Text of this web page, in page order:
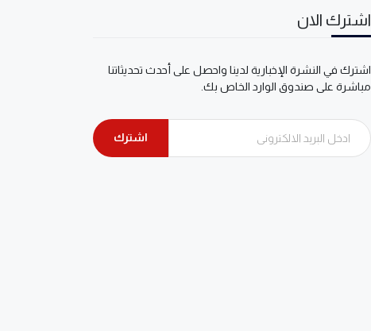
اشترك الان
اشترك في النشرة الإخبارية لدينا واحصل على أحدث تحديثاتنا
مباشرة على صندوق الوارد الخاص بك.
اشترك